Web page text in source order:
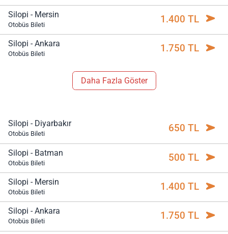
Silopi - Mersin
Otobüs Bileti 1.400 TL
Silopi - Ankara
Otobüs Bileti 1.750 TL
Daha Fazla Göster
Silopi - Diyarbakır
Otobüs Bileti 650 TL
Silopi - Batman
Otobüs Bileti 500 TL
Silopi - Mersin
Otobüs Bileti 1.400 TL
Silopi - Ankara
Otobüs Bileti 1.750 TL